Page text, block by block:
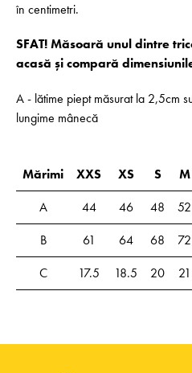
în centimetri.
SFAT! Măsoară unul dintre
acasă și compară
A - lătime piept măsurat la 2,5cm
lungime mânecă
Mărimi XXS XS S M
A
44 46 48 52
B
61 64 68 72
C
17.5 18.5 20 21